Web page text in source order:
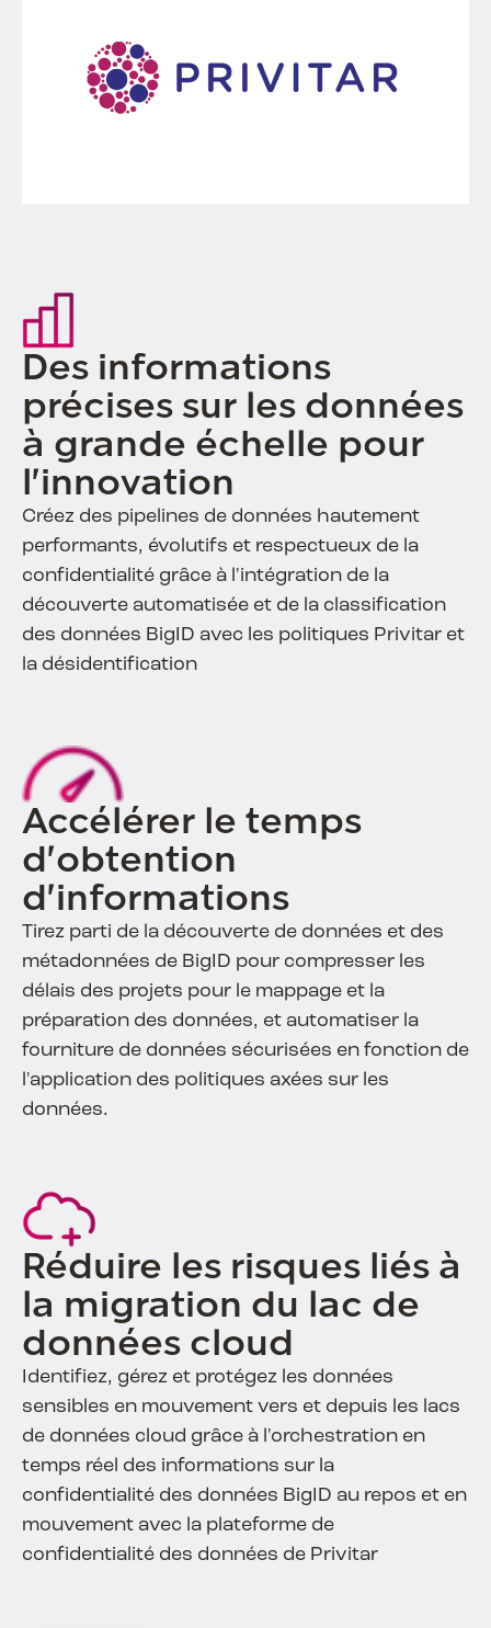
Des informations
précises sur les données
à grande échelle pour
l'innovation
Créez des pipelines de données hautement
performants, évolutifs et respectueux de la
confidentialité grâce à l'intégration de la
découverte automatisée et de la classification
des données BigID avec les politiques Privitar et
la désidentification
Accélérer le temps
d'obtention
d'informations
Tirez parti de la découverte de données et des
métadonnées de BigID pour compresser les
délais des projets pour le mappage et la
préparation des données, et automatiser la
fourniture de données sécurisées en fonction de
l'application des politiques axées sur les
données.
Réduire les risques liés à
la migration du lac de
données cloud
Identifiez, gérez et protégez les données
sensibles en mouvement vers et depuis les lacs
de données cloud grâce à l'orchestration en
temps réel des informations sur la
confidentialité des données BigID au repos et en
mouvement avec la plateforme de
confidentialité des données de Privitar